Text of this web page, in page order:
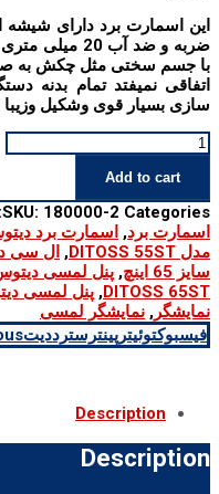
این اسمارت برد دارای
ضربه و ضد آب
با جسم سختی مثل چکش به
اتفاقی نمیفتد تمام بدنه
سازی بسیار قوی وشکیل
پنل
لمسی
دیتوس
آموزشی
سایز
65
اینچ
مدل
DITOSS
65ST
quantity
Add to cart
SKU: 180000-2 Categories:
اسمارت برد, اسمارت برد
مدل DITOSS 55ST
, ال سی
سایز 65 اینچ
,
DITOSS 65ST
, پنل لمسی دیتوس
نمایشگر , نمایشگر لمسی
فیسبوکتوئیتر پینترسترددیت
Description
Description